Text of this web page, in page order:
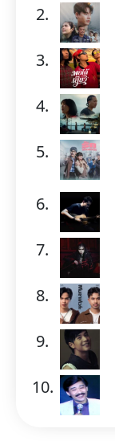
2.
3.
4.
5.
6.
7.
8.
9.
10.